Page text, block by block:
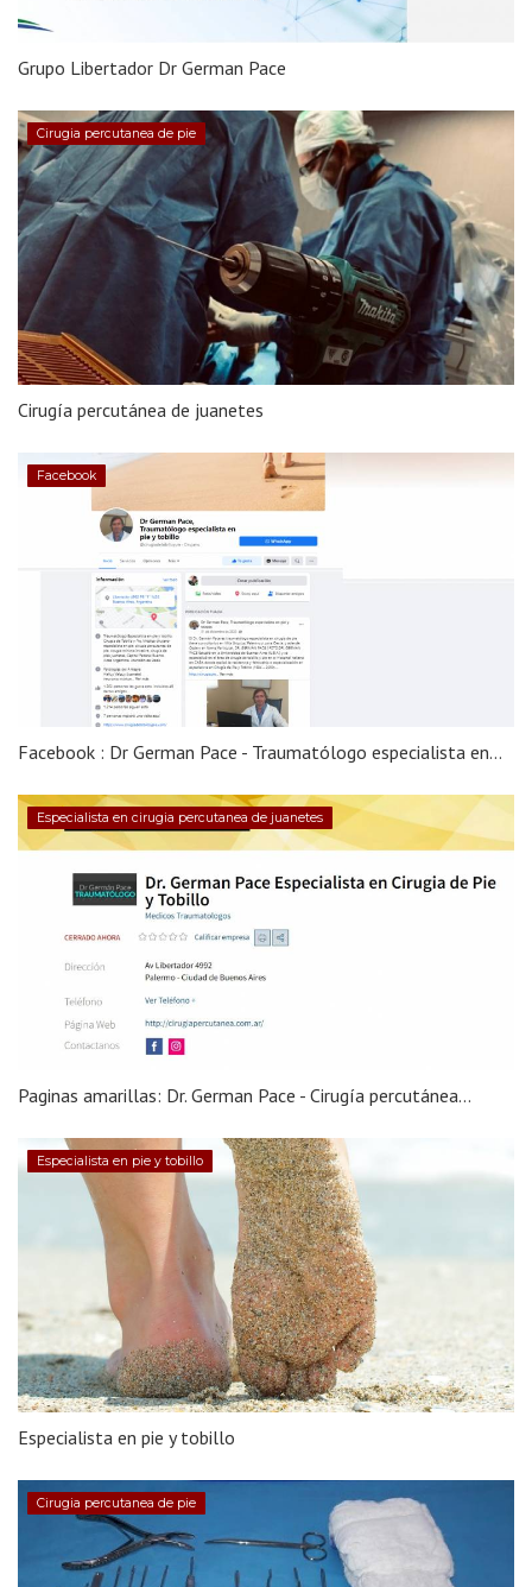
Grupo Libertador Dr German Pace
Cirugia percutanea de pie
Cirugía percutánea de juanetes
Facebook
Facebook : Dr German Pace - Traumatólogo especialista en...
Especialista en cirugia percutanea de juanetes
Paginas amarillas: Dr. German Pace - Cirugía percutánea...
Especialista en pie y tobillo
Especialista en pie y tobillo
Cirugia percutanea de pie